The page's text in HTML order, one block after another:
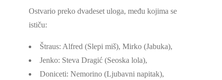
Ostvario preko dvadeset uloga, među kojima se
ističu:
Štraus: Alfred (Slepi miš), Mirko (Jabuka),
Jenko: Steva Dragić (Seoska lola),
Doniceti: Nemorino (Ljubavni napitak),